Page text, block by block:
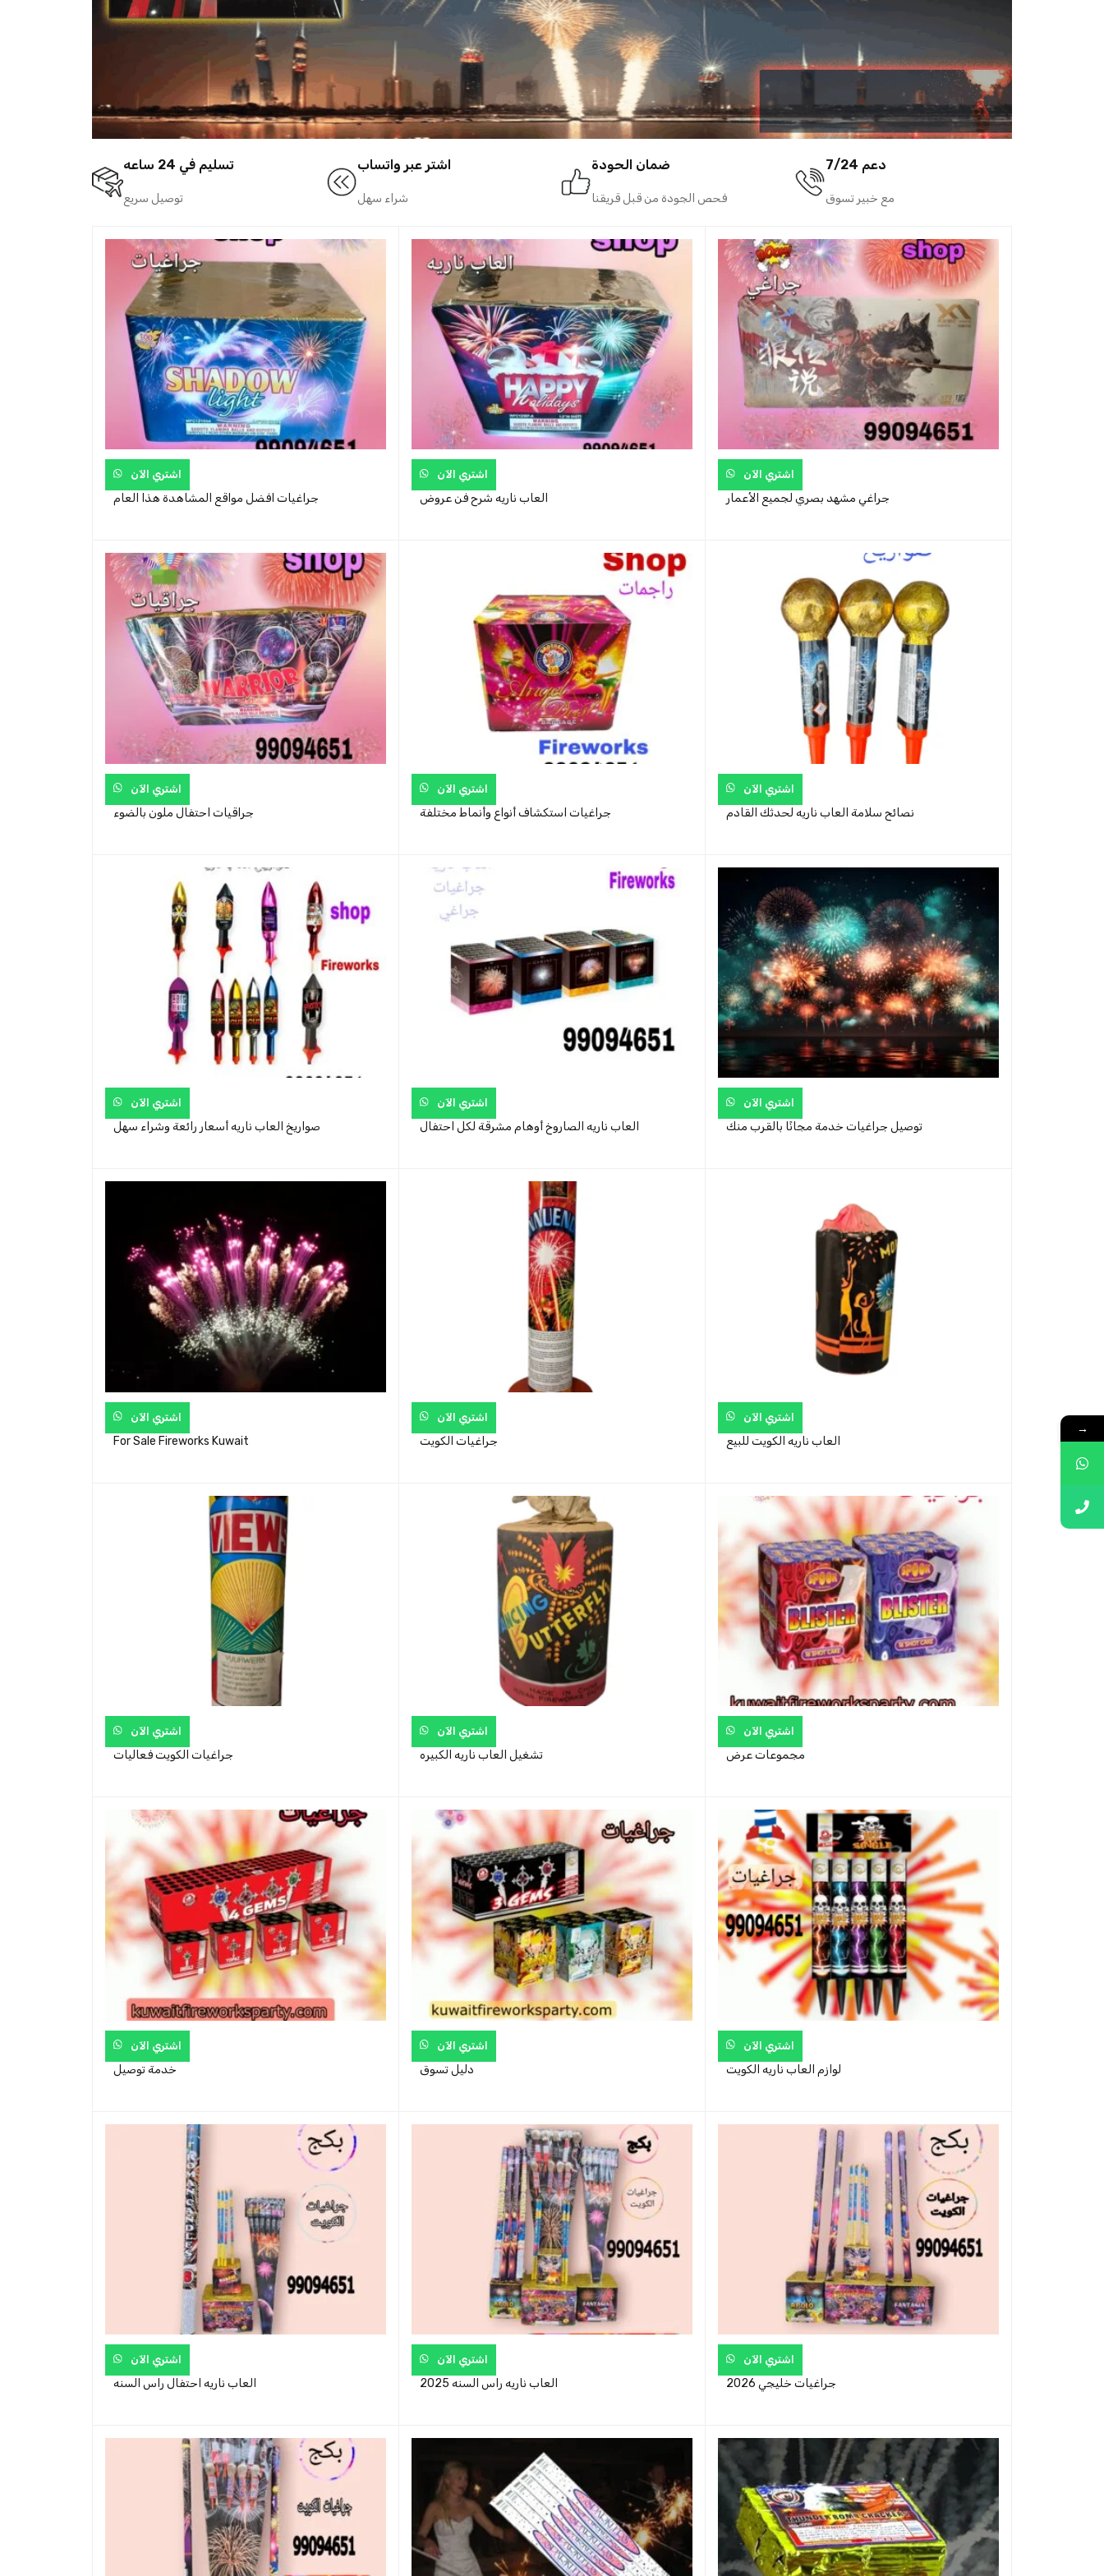
تسليم في 24 ساعه
توصيل سريع
اشتر عبر واتساب
شراء سهل
ضمان الحودة
فحص الجودة من قبل قريقنا
دعم 7/24
مع خبير تسوق
اشتري الآن
جراغيات افضل مواقع المشاهدة هذا العام
اشتري الآن
العاب ناريه شرح فن عروض
اشتري الآن
جراغي مشهد بصري لجميع الأعمار
اشتري الآن
جراقيات احتفال ملون بالضوء
اشتري الآن
جراغيات استكشاف أنواع وأنماط مختلفة
اشتري الآن
نصائح سلامة العاب ناريه لحدثك القادم
اشتري الآن
صواريخ العاب ناريه أسعار رائعة وشراء سهل
اشتري الآن
العاب ناريه الصاروخ أوهام مشرقة لكل احتفال
اشتري الآن
توصيل جراغيات خدمة مجانًا بالقرب منك
اشتري الآن
For Sale Fireworks Kuwait
اشتري الآن
جراغيات الكويت
اشتري الآن
العاب ناريه الكويت للبيع
اشتري الآن
جراغيات الكويت فعاليات
اشتري الآن
تشغيل العاب ناريه الكبيره
اشتري الآن
مجموعات عرض
اشتري الآن
خدمة توصيل
اشتري الآن
دليل تسوق
اشتري الآن
لوازم العاب ناريه الكويت
اشتري الآن
العاب ناريه احتفال راس السنه
اشتري الآن
العاب ناريه راس السنه 2025
اشتري الآن
جراغيات خليجي 2026
→